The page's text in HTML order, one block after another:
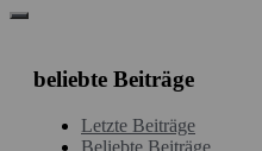
beliebte Beiträge
Letzte Beiträge
Beliebte Beiträge